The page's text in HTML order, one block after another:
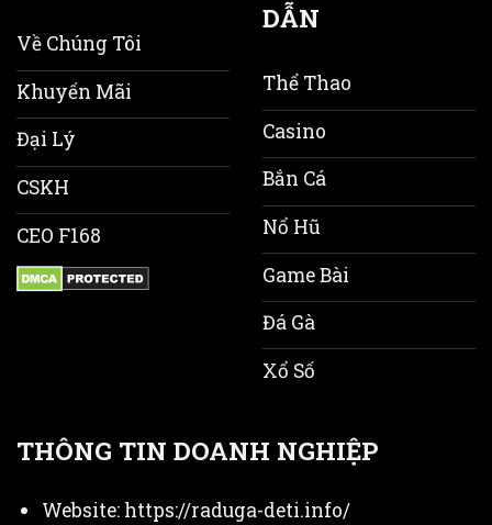
Về Chúng Tôi
Khuyến Mãi
Đại Lý
CSKH
CEO F168
DẪN
Thể Thao
Casino
Bắn Cá
Nổ Hũ
Game Bài
Đá Gà
Xổ Số
THÔNG TIN DOANH NGHIỆP
Website: https://raduga-deti.info/